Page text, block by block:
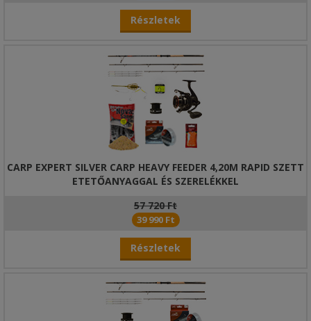
Részletek
CARP EXPERT SILVER CARP HEAVY FEEDER 4,20M RAPID SZETT
ETETŐANYAGGAL ÉS SZERELÉKKEL
57 720 Ft
39 990 Ft
Részletek